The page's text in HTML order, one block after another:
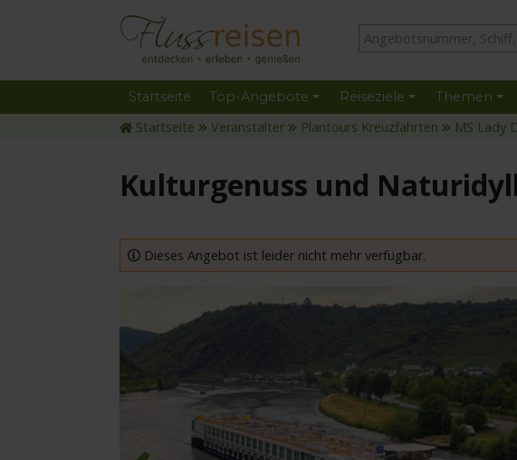
Startseite Top-Angebote Reiseziele Themen
Startseite Veranstalter Plantours Kreuzfahrten MS Lady
Kulturgenuss und
Dieses Angebot ist leider nicht mehr verfügbar.